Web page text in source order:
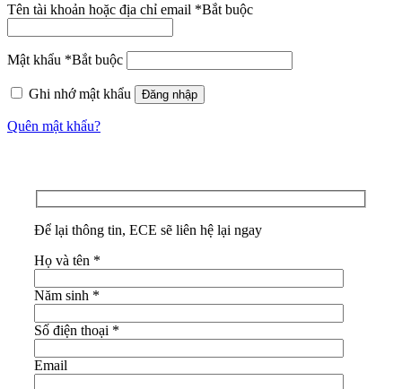
Tên tài khoản hoặc địa chỉ email *Bắt buộc
Mật khẩu *Bắt buộc
Ghi nhớ mật khẩu Đăng nhập
Quên mật khẩu?
Để lại thông tin, ECE sẽ liên hệ lại ngay
Họ và tên *
Năm sinh *
Số điện thoại *
Email